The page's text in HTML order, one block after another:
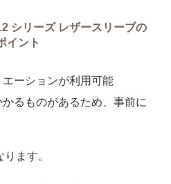
シリーズ レザースリーブの
イント
ーションが利用可能
るものがあるため、事前に
ます。